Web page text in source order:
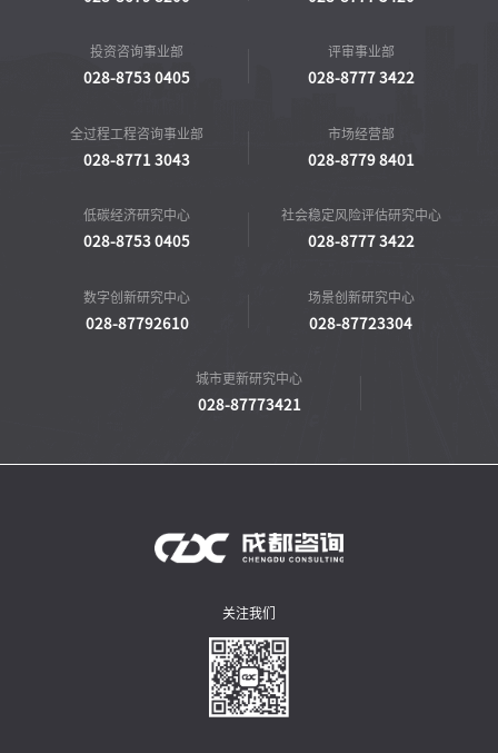
投资咨询事业部
028-8753 0405
评审事业部
028-8777 3422
全过程工程咨询事业部
028-8771 3043
市场经营部
028-8779 8401
低碳经济研究中心
028-8753 0405
社会稳定风险评估研究中心
028-8777 3422
数字创新研究中心
028-87792610
场景创新研究中心
028-87723304
城市更新研究中心
028-87773421
关注我们